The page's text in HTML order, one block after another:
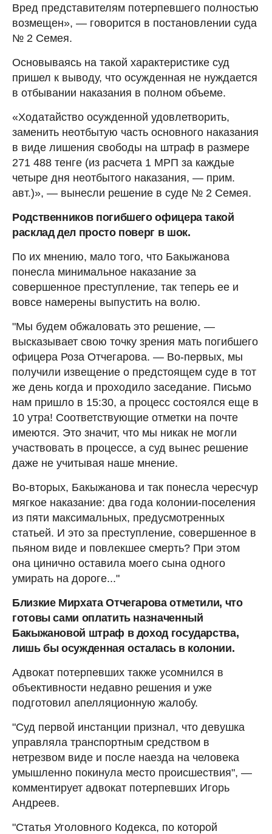
Вред представителям потерпевшего полностью
возмещен», — говорится в постановлении суда
№ 2 Семея.
Основываясь на такой характеристике суд
пришел к выводу, что осужденная не нуждается
в отбывании наказания в полном объеме.
«Ходатайство осужденной удовлетворить,
заменить неотбытую часть основного наказания
в виде лишения свободы на штраф в размере
271 488 тенге (из расчета 1 МРП за каждые
четыре дня неотбытого наказания, — прим.
авт.)», — вынесли решение в суде № 2 Семея.
Родственников погибшего офицера такой
расклад дел просто поверг в шок.
По их мнению, мало того, что Бакыжанова
понесла минимальное наказание за
совершенное преступление, так теперь ее и
вовсе намерены выпустить на волю.
"Мы будем обжаловать это решение, —
высказывает свою точку зрения мать погибшего
офицера Роза Отчегарова. — Во-первых, мы
получили извещение о предстоящем суде в тот
же день когда и проходило заседание. Письмо
нам пришло в 15:30, а процесс состоялся еще в
10 утра! Соответствующие отметки на почте
имеются. Это значит, что мы никак не могли
участвовать в процессе, а суд вынес решение
даже не учитывая наше мнение.
Во-вторых, Бакыжанова и так понесла чересчур
мягкое наказание: два года колонии-поселения
из пяти максимальных, предусмотренных
статьей. И это за преступление, совершенное в
пьяном виде и повлекшее смерть? При этом
она цинично оставила моего сына одного
умирать на дороге..."
Близкие Мирхата Отчегарова отметили, что
готовы сами оплатить назначенный
Бакыжановой штраф в доход государства,
лишь бы осужденная осталась в колонии.
Адвокат потерпевших также усомнился в
объективности недавно решения и уже
подготовил апелляционную жалобу.
"Суд первой инстанции признал, что девушка
управляла транспортным средством в
нетрезвом виде и после наезда на человека
умышленно покинула место происшествия", —
комментирует адвокат потерпевших Игорь
Андреев.
"Статья Уголовного Кодекса, по которой